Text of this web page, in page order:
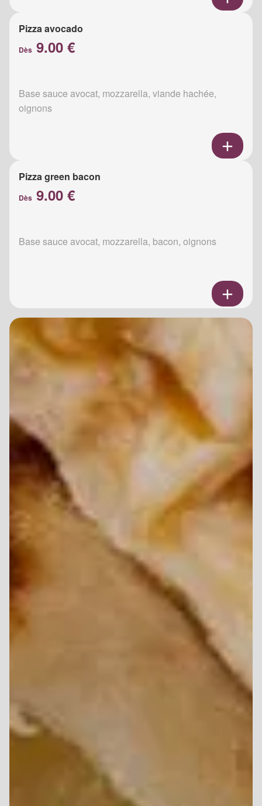
Pizza avocado
Dès 9.00 €
Base sauce avocat, mozzarella, viande hachée,
oignons
Pizza green bacon
Dès 9.00 €
Base sauce avocat, mozzarella, bacon, oignons